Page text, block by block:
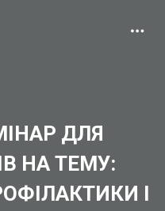
ДЛЯ
НА ТЕМУ:
І